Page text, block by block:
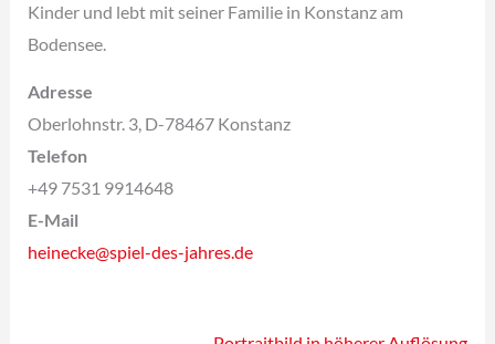
Kinder und lebt mit seiner Familie in Konstanz am
Bodensee.
Adresse
Oberlohnstr. 3, D-78467 Konstanz
Telefon
+49 7531 9914648
E-Mail
heinecke@spiel-des-jahres.de